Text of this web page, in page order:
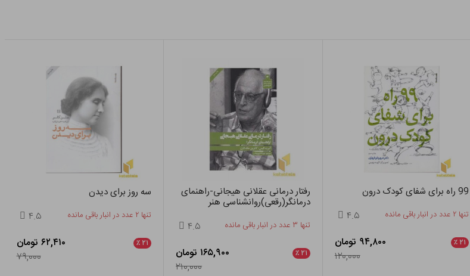
99 راه برای شفای کودک درون
تنها ۲ عدد در انبار باقی مانده ۴.۵
۲۱ ٪
۹۴,۸۰۰ تومان
۱۲۰,۰۰۰
رفتار درمانی عقلانی هیجانی-راهنمای
درمانگر(رقعی)روانشناسی هنر
تنها ۳ عدد در انبار باقی مانده ۴.۵
۲۱ ٪
۱۶۵,۹۰۰ تومان
۲۱۰,۰۰۰
سه روز برای دیدن
تنها ۲ عدد در انبار باقی مانده ۴.۵
۲۱ ٪
۶۲,۴۱۰ تومان
۷۹,۰۰۰